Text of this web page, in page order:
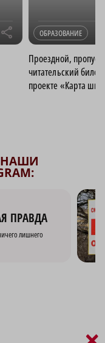
r ОБРАЗОВАНИЕ
Проездной,
читательский
проекте «Карта
НАШИ
ПРАВДА
лишнего